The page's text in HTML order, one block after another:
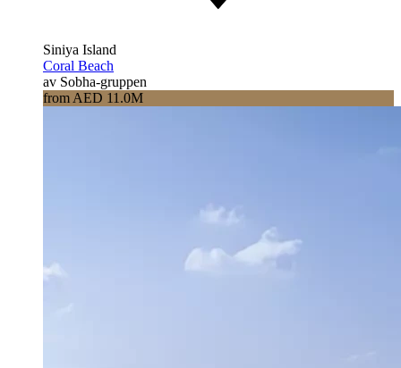
Siniya Island
Coral Beach
av Sobha-gruppen
from AED 11.0M